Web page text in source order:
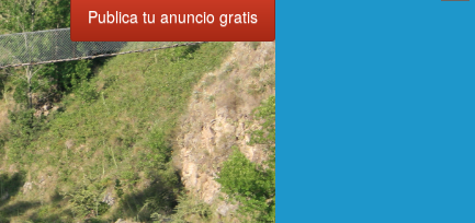
Publica tu anuncio gratis